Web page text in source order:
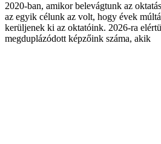
2020-ban, amikor belevágtunk az
az egyik célunk az volt, hogy évek
kerüljenek ki az oktatóink. 2026-ra
megduplázódott képzőink száma, akik